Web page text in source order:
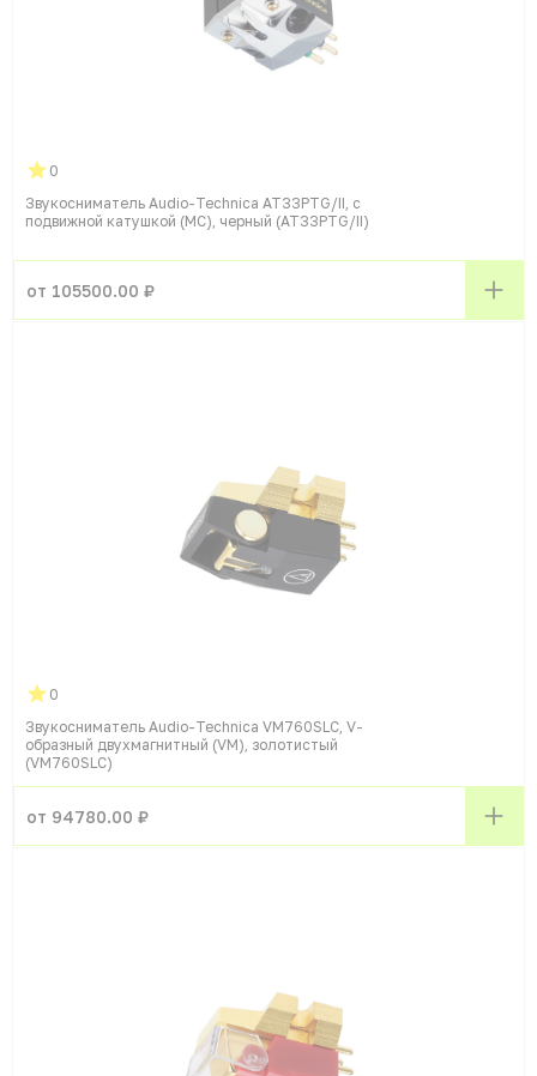
0
Звукосниматель Audio-Technica AT33PTG/II, с
подвижной катушкой (MC), черный (AT33PTG/II)
от 105500.00 ₽
0
Звукосниматель Audio-Technica VM760SLC, V-
образный двухмагнитный (VM), золотистый
(VM760SLC)
от 94780.00 ₽